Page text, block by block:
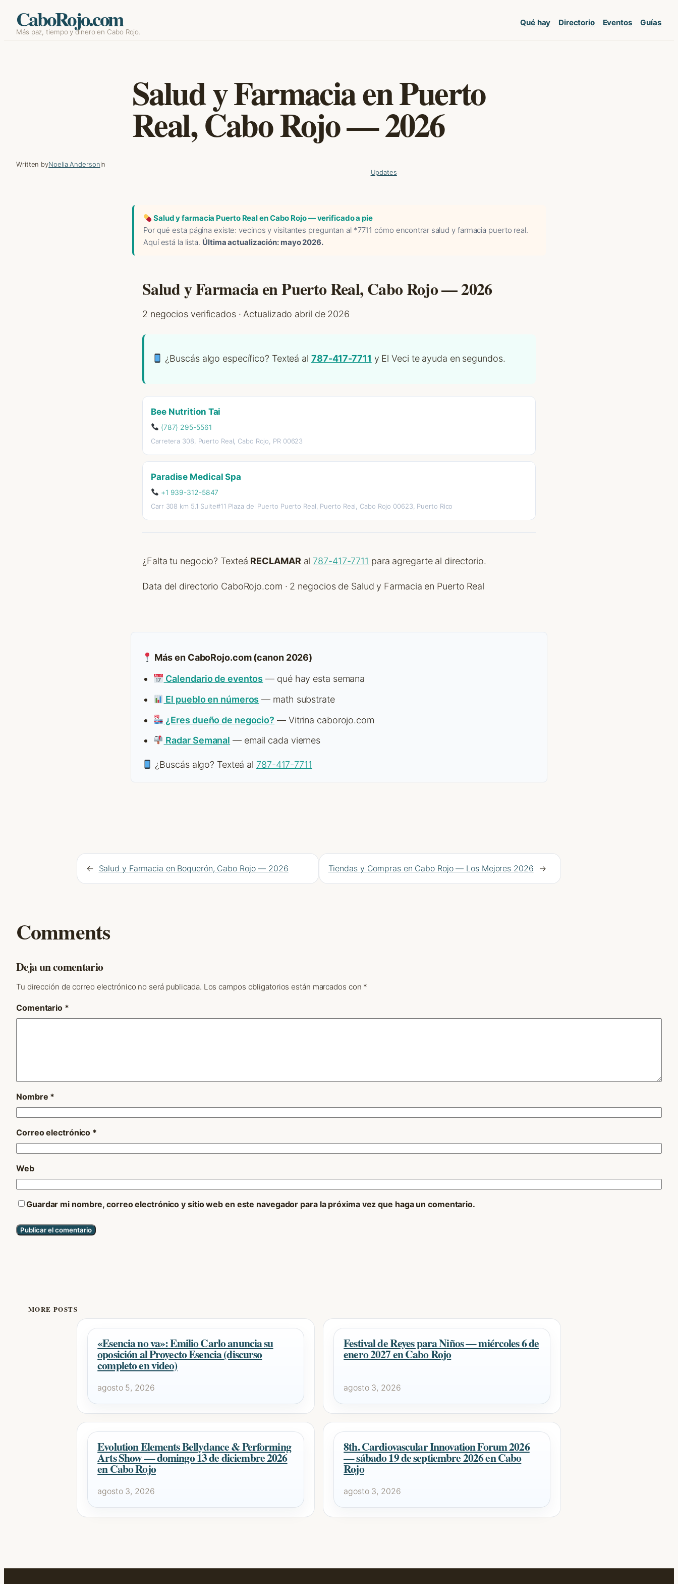
Skip
to
CaboRojo.com
Más paz, tiempo y dinero en Cabo Rojo.
Qué hay Directorio Eventos Guías
Salud y Farmacia en Puerto
Real, Cabo Rojo — 2026
Written byNoelia Andersonin
Updates
Salud y farmacia Puerto Real en Cabo Rojo — verificado a pie
Por qué esta página existe: vecinos y visitantes preguntan al *7711 cómo encontrar salud y farmacia puerto real.
Aquí está la lista. Última actualización: mayo 2026.
Salud y Farmacia en Puerto Real, Cabo Rojo — 2026
2 negocios verificados · Actualizado abril de 2026
¿Buscás algo específico? Texteá al 787-417-7711 y El Veci te ayuda en segundos.
Bee Nutrition Tai
(787) 295-5561
Carretera 308, Puerto Real, Cabo Rojo, PR 00623
Paradise Medical Spa
+1 939-312-5847
Carr 308 km 5.1 Suite#11 Plaza del Puerto Puerto Real, Puerto Real, Cabo Rojo 00623, Puerto Rico
¿Falta tu negocio? Texteá RECLAMAR al 787-417-7711 para agregarte al directorio.
Data del directorio CaboRojo.com · 2 negocios de Salud y Farmacia en Puerto Real
Más en CaboRojo.com (canon 2026)
Calendario de eventos — qué hay esta semana
El pueblo en números — math substrate
¿Eres dueño de negocio? — Vitrina caborojo.com
Radar Semanal — email cada viernes
¿Buscás algo? Texteá al 787-417-7711
← Salud y Farmacia en Boquerón, Cabo Rojo — 2026 Tiendas y Compras en Cabo Rojo — Los Mejores 2026 →
Comments
Deja un comentario
Tu dirección de correo electrónico no será publicada. Los campos obligatorios están marcados con *
Comentario *
Nombre *
Correo electrónico *
Web
Guardar mi nombre, correo electrónico y sitio web en este navegador para la próxima vez que haga un comentario.
MORE POSTS
«Esencia no va»: Emilio Carlo anuncia su
oposición al Proyecto Esencia (discurso
completo en video)
agosto 5, 2026
Festival de Reyes para Niños — miércoles 6 de
enero 2027 en Cabo Rojo
agosto 3, 2026
Evolution Elements Bellydance & Performing
Arts Show — domingo 13 de diciembre 2026
en Cabo Rojo
agosto 3, 2026
8th. Cardiovascular Innovation Forum 2026
— sábado 19 de septiembre 2026 en Cabo
Rojo
agosto 3, 2026